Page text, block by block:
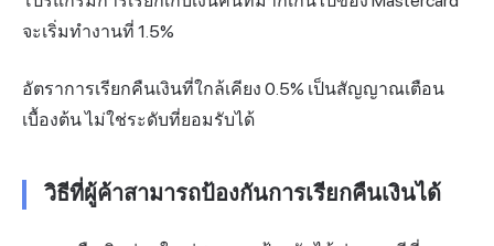
จะเริ่มทำงานที่ 1.5%
อัตราการเรียกคืนเงินที่ใกล้เคียง 0.5% เป็นสัญญาณเตือน
เบื้องต้น ไม่ใช่ระดับที่ยอมรับได้
วิธีที่ผู้ค้าสามารถป้องกันการเรียกคืนเงินได้